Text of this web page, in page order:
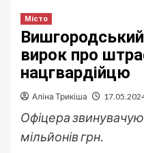
Місто
вирок про
нацгвардійцю
Аліна Трикіша
Офіцера
мільйонів грн.